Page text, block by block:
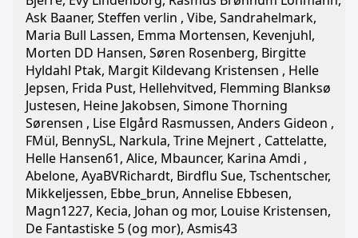
Ask Baaner, Steffen verlin , Vibe, Sandrahelmark,
Maria Bull Lassen, Emma Mortensen, Kevenjuhl,
Morten DD Hansen, Søren Rosenberg, Birgitte
Hyldahl Ptak, Margit Kildevang Kristensen , Helle
Jepsen, Frida Pust, Hellehvitved, Flemming Blanksø
Justesen, Heine Jakobsen, Simone Thorning
Sørensen , Lise Elgård Rasmussen, Anders Gideon ,
FMül, BennySL, Narkula, Trine Mejnert , Cattelatte,
Helle Hansen61, Alice, Mbauncer, Karina Amdi ,
Abelone, AyaBVRichardt, Birdflu Sue, Tschentscher,
Mikkeljessen, Ebbe_brun, Annelise Ebbesen,
Magn1227, Kecia, Johan og mor, Louise Kristensen,
De Fantastiske 5 (og mor), Asmis43